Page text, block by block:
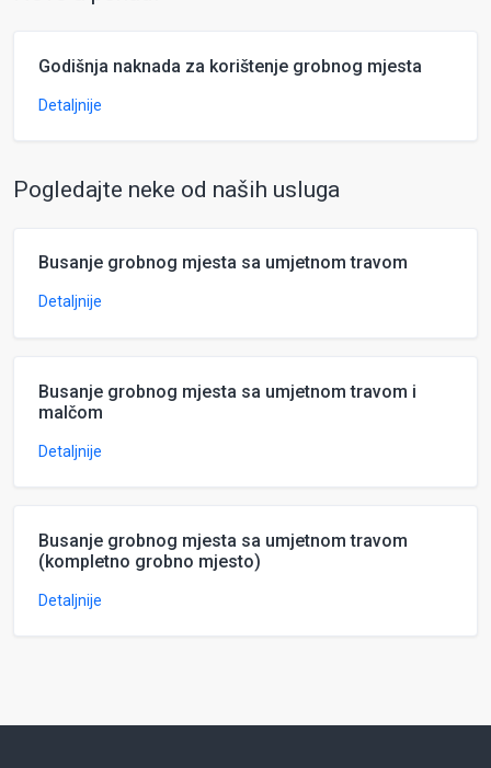
Godišnja naknada za korištenje grobnog mjesta
Detaljnije
Pogledajte neke od naših usluga
Busanje grobnog mjesta sa umjetnom travom
Detaljnije
Busanje grobnog mjesta sa umjetnom travom i
malčom
Detaljnije
Busanje grobnog mjesta sa umjetnom travom
(kompletno grobno mjesto)
Detaljnije